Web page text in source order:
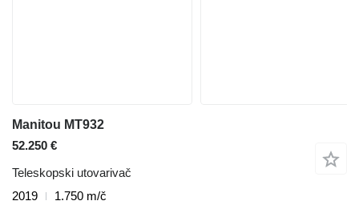
Manitou MT932
52.250 €
Teleskopski utovarivač
2019
1.750 m/č